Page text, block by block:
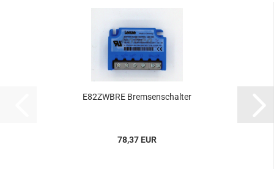
E82ZWBRE Brem­sen­schal­ter
78,37 EUR